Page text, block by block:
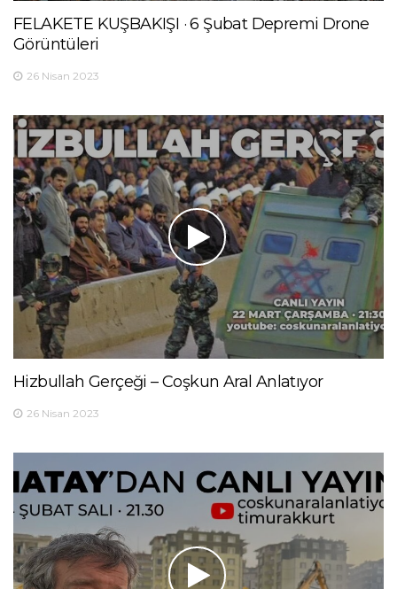
FELAKETE KUŞBAKIŞI · 6 Şubat Depremi Drone
Görüntüleri
26 Nisan 2023
Hizbullah Gerçeği – Coşkun Aral Anlatıyor
26 Nisan 2023